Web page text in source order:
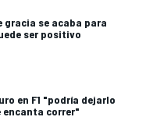
gracia se acaba para
ser positivo
en F1 "podría dejarlo
encanta correr"